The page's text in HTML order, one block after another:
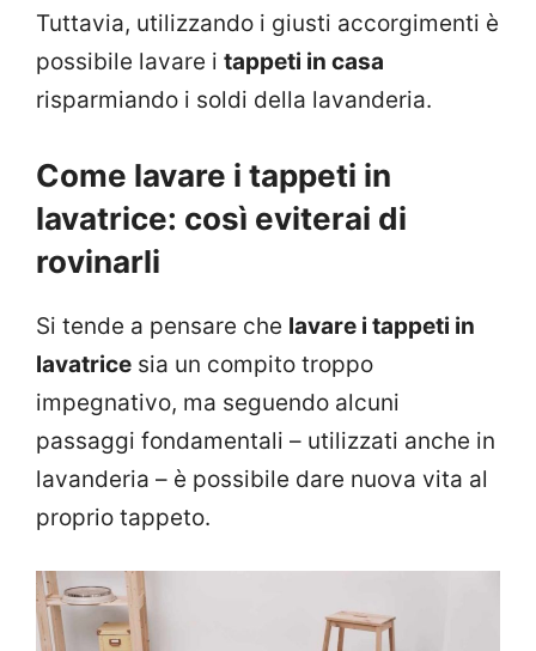
Tuttavia, utilizzando i giusti accorgimenti è
possibile lavare i tappeti in casa
risparmiando i soldi della lavanderia.
Come lavare i tappeti in
lavatrice: così eviterai di
rovinarli
Si tende a pensare che lavare i tappeti in
lavatrice sia un compito troppo
impegnativo, ma seguendo alcuni
passaggi fondamentali – utilizzati anche in
lavanderia – è possibile dare nuova vita al
proprio tappeto.